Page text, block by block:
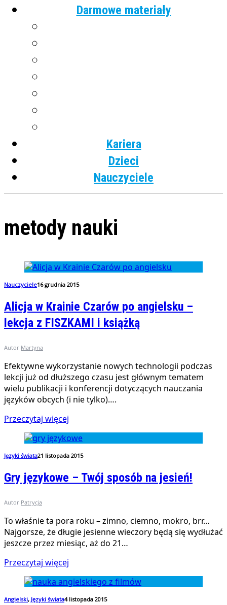
Darmowe materiały
Kariera
Dzieci
Nauczyciele
metody nauki
Nauczyciele16 grudnia 2015
Alicja w Krainie Czarów po angielsku –
lekcja z FISZKAMI i książką
Autor Martyna
Efektywne wykorzystanie nowych technologii podczas
lekcji już od dłuższego czasu jest głównym tematem
wielu publikacji i konferencji dotyczących nauczania
języków obcych (i nie tylko)….
Przeczytaj więcej
Języki świata21 listopada 2015
Gry językowe – Twój sposób na jesień!
Autor Patrycja
To właśnie ta pora roku – zimno, ciemno, mokro, brr…
Najgorsze, że długie jesienne wieczory będą się wydłużać
jeszcze przez miesiąc, aż do 21…
Przeczytaj więcej
Angielski, Języki świata4 listopada 2015